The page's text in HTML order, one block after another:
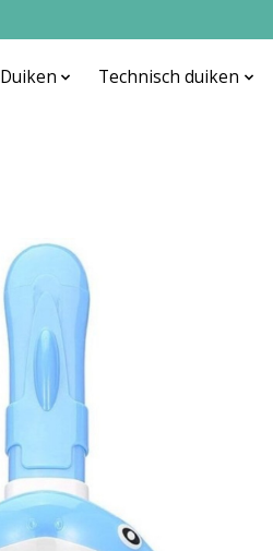
Duiken Technisch duiken